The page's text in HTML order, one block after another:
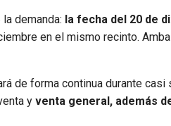
demanda: la fecha del 20 de
en el mismo recinto.
de forma continua durante
y venta general, además